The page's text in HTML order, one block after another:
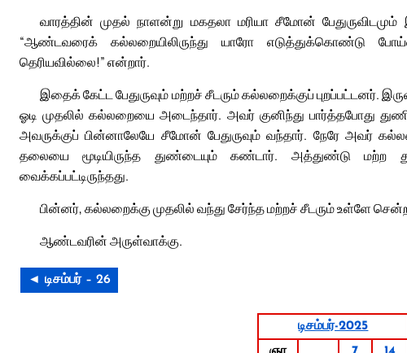
வாரத்தின் முதல் நாளன்று மகதலா மரியா சீமோன்
“ஆண்டவரைக் கல்லறையிலிருந்து யாரோ எடுத்துக்கொண்டு
தெரியவில்லை!” என்றார்.
இதைக் கேட்ட பேதுருவும் மற்றச் சீடரும் கல்லறைக்குப் புறப்பட்டனர்.
ஓடி முதலில் கல்லறையை அடைந்தார். அவர் குனிந்து பார்த்தபோது
அவருக்குப் பின்னாலேயே சீமோன் பேதுருவும் வந்தார். நேரே அவர்
தலையை மூடியிருந்த துண்டையும் கண்டார். அத்துண்டு மற்ற
வைக்கப்பட்டிருந்தது.
பின்னர், கல்லறைக்கு முதலில் வந்து சேர்ந்த மற்றச் சீடரும் உள்ளே
ஆண்டவரின் அருள்வாக்கு.
◄ டிசம்பர் – 26
டிசம்பர்-2025